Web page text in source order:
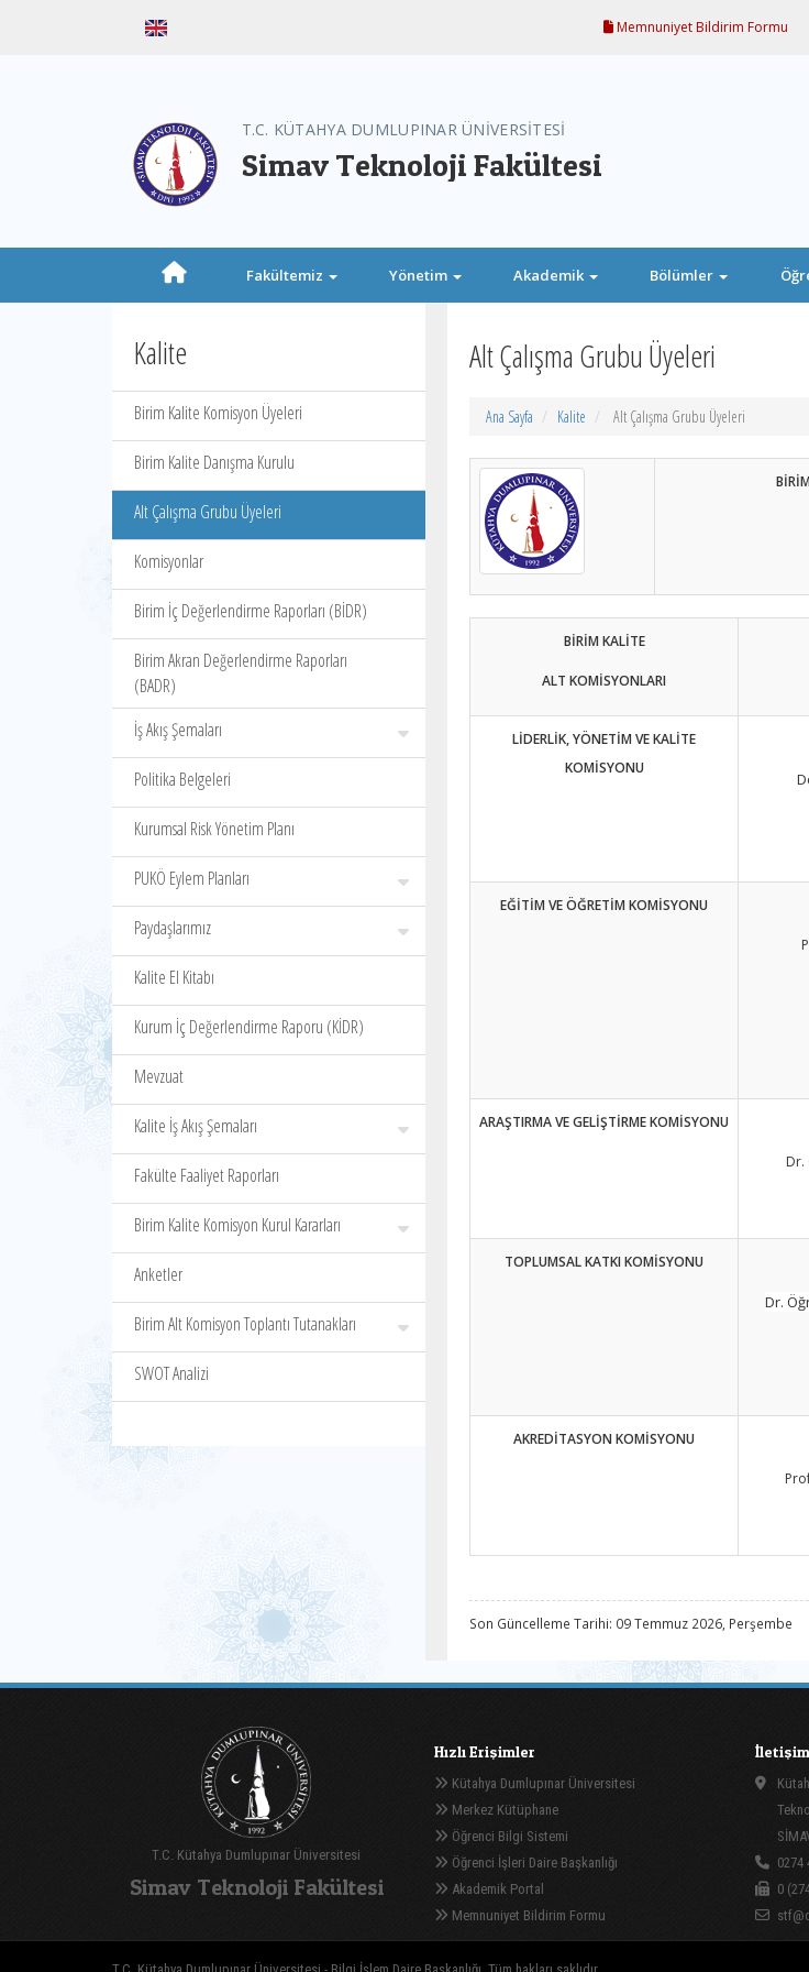
Memnuniyet Bildirim Formu
T.C. KÜTAHYA DUMLUPINAR ÜNİVERSİTESİ
Simav Teknoloji Fakültesi
Fakültemiz Yönetim Akademik Bölümler
Kalite
Birim Kalite Komisyon Üyeleri
Birim Kalite Danışma Kurulu
Alt Çalışma Grubu Üyeleri
Komisyonlar
Birim İç Değerlendirme Raporları (BİDR)
Birim Akran Değerlendirme Raporları
(BADR)
İş Akış Şemaları
Politika Belgeleri
Kurumsal Risk Yönetim Planı
PUKÖ Eylem Planları
Paydaşlarımız
Kalite El Kitabı
Kurum İç Değerlendirme Raporu (KİDR)
Mevzuat
Kalite İş Akış Şemaları
Fakülte Faaliyet Raporları
Birim Kalite Komisyon Kurul Kararları
Anketler
Birim Alt Komisyon Toplantı Tutanakları
SWOT Analizi
Alt Çalışma Grubu Üyeleri
Ana Sayfa Kalite Alt Çalışma Grubu Üyeleri
BİRİM KALİTE
BİRİM KALİTE
ALT KOMİSYONLARI
LİDERLİK, YÖNETİM VE KALİTE
KOMİSYONU
EĞİTİM VE ÖĞRETİM KOMİSYONU
ARAŞTIRMA VE GELİŞTİRME KOMİSYONU
Dr.
TOPLUMSAL KATKI KOMİSYONU
Dr.
AKREDİTASYON KOMİSYONU
Son Güncelleme Tarihi: 09 Temmuz 2026, Perşembe
T.C. Kütahya Dumlupınar Üniversitesi
Simav Teknoloji Fakültesi
Hızlı Erişimler
Kütahya Dumlupınar Üniversitesi
Merkez Kütüphane
Öğrenci Bilgi Sistemi
Öğrenci İşleri Daire Başkanlığı
Akademik Portal
Memnuniyet Bildirim Formu
0274
0